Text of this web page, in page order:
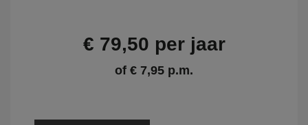
€ 79,50 per jaar
of € 7,95 p.m.